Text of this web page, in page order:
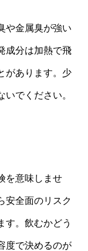
や金属臭が強い
成分は加熱で飛
があります。少
でください。
を意味しませ
安全面のリスク
す。飲むかどう
度で決めるのが